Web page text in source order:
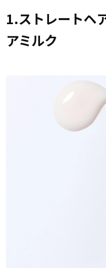
1.ストレートヘ
アミルク